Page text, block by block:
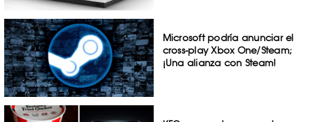
Microsoft podría anunciar el
cross-play Xbox One/Steam;
¡Una alianza con Steam!